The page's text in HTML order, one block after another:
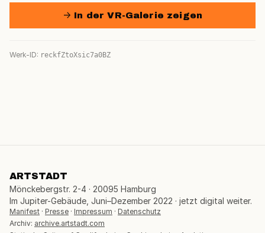
→ In der VR-Galerie zeigen
Werk-ID: reckfZtoXsic7a0BZ
ARTSTADT
Mönckebergstr. 2-4 · 20095 Hamburg
Im Jupiter-Gebäude, Juni–Dezember 2022 · jetzt digital weiter.
Manifest · Presse · Impressum · Datenschutz
Archiv: archive.artstadt.com